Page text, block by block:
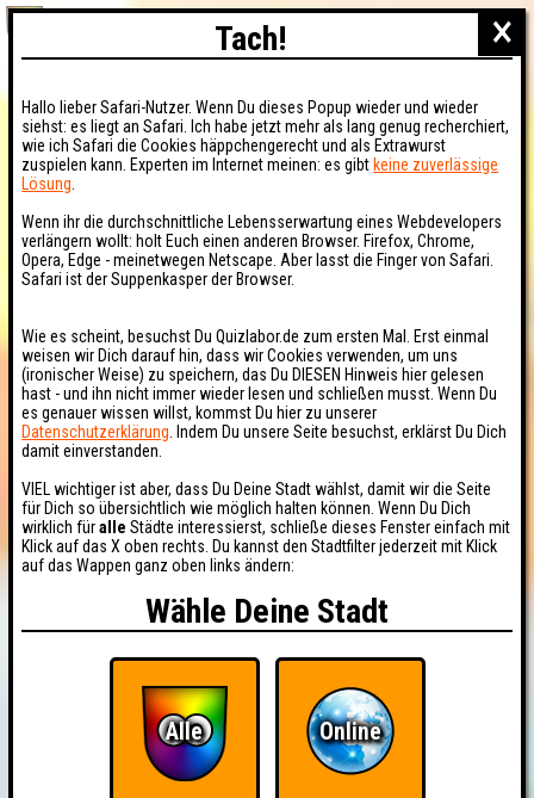
×
Tach!
Hallo lieber Safari-Nutzer. Wenn Du dieses Popup wieder und wieder
siehst: es liegt an Safari. Ich habe jetzt mehr als lang genug recherchiert,
wie ich Safari die Cookies häppchengerecht und als Extrawurst
zuspielen kann. Experten im Internet meinen: es gibt keine zuverlässige
Lösung
Wenn ihr die durchschnittliche Lebensserwartung eines Webdevelopers
verlängern wollt: holt Euch einen anderen Browser. Firefox, Chrome,
Opera, Edge - meinetwegen Netscape. Aber lasst die Finger von Safari.
Safari ist der Suppenkasper der Browser.
Wie es scheint, besuchst Du Quizlabor.de zum ersten Mal. Erst einmal
weisen wir Dich darauf hin, dass wir Cookies verwenden, um uns
(ironischer Weise) zu speichern, das Du DIESEN Hinweis hier gelesen
hast - und ihn nicht immer wieder lesen und schließen musst. Wenn Du
es genauer wissen willst, kommst Du hier zu unserer
Datenschutzerklärung . Indem Du unsere Seite besuchst, erklärst Du Dich
damit einverstanden.
VIEL wichtiger ist aber, dass Du Deine Stadt wählst, damit wir die Seite
für Dich so übersichtlich wie möglich halten können. Wenn Du Dich
wirklich füralle Städte interessierst, schließe dieses Fenster einfach mit
Klick auf das X oben rechts. Du kannst den Stadtfilter jederzeit mit Klick
auf das Wappen ganz oben links ändern:
Wähle Deine Stadt
Alle Online